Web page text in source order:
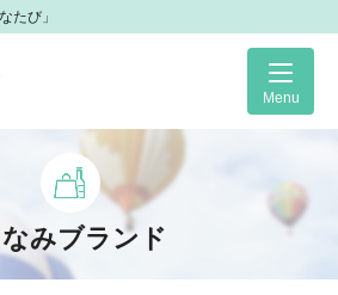
たび」
みブランド